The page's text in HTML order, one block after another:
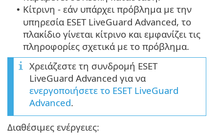
• Κίτρινη - εάν υπάρχει πρόβλημα με την
υπηρεσία ESET LiveGuard Advanced, το
πλακίδιο γίνεται κίτρινο και εμφανίζει τις
πληροφορίες σχετικά με το πρόβλημα.
Χρειάζεστε τη συνδρομή ESET
LiveGuard Advanced για να
ενεργοποιήσετε το ESET LiveGuard
Advanced.
Διαθέσιμες ενέργειες: